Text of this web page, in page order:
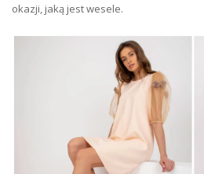
okazji, jaką jest wesele.